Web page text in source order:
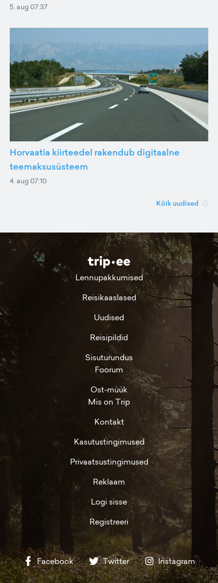
5. aug 07:37
Horvaatia kiirteedel rakendub digitaalne
teemaksusüsteem
4. aug 07:10
Kõik uudised
Lennupakkumised
Reisikaaslased
Uudised
Reisipildid
Sisuturundus
Foorum
Ost-müük
Mis on Trip
Kontakt
Kasutustingimused
Privaatsustingimused
Reklaam
Logi sisse
Registreeri
Facebook Twitter Instagram